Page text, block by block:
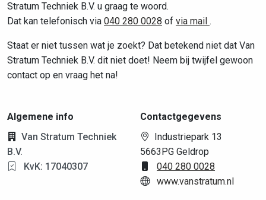
Stratum Techniek B.V. u graag te woord.
Dat kan telefonisch via 040 280 0028 of via mail .
Staat er niet tussen wat je zoekt? Dat betekend niet dat Van
Stratum Techniek B.V. dit niet doet! Neem bij twijfel gewoon
contact op en vraag het na!
Algemene info
Van Stratum Techniek
B.V.
KvK: 17040307
Contactgegevens
Industriepark 13
5663PG Geldrop
040 280 0028
www.vanstratum.nl